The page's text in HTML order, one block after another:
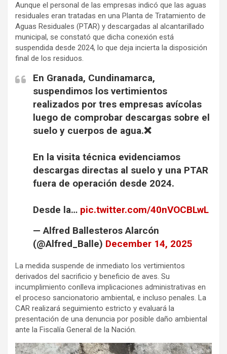
Aunque el personal de las empresas indicó que las aguas
residuales eran tratadas en una Planta de Tratamiento de
Aguas Residuales (PTAR) y descargadas al alcantarillado
municipal, se constató que dicha conexión está
suspendida desde 2024, lo que deja incierta la disposición
final de los residuos.
En Granada, Cundinamarca,
suspendimos los vertimientos
realizados por tres empresas avícolas
luego de comprobar descargas sobre el
suelo y cuerpos de agua.❌
En la visita técnica evidenciamos
descargas directas al suelo y una PTAR
fuera de operación desde 2024.
Desde la… pic.twitter.com/40nVOCBLwL
— Alfred Ballesteros Alarcón
(@Alfred_Balle) December 14, 2025
La medida suspende de inmediato los vertimientos
derivados del sacrificio y beneficio de aves. Su
incumplimiento conlleva implicaciones administrativas en
el proceso sancionatorio ambiental, e incluso penales. La
CAR realizará seguimiento estricto y evaluará la
presentación de una denuncia por posible daño ambiental
ante la Fiscalía General de la Nación.